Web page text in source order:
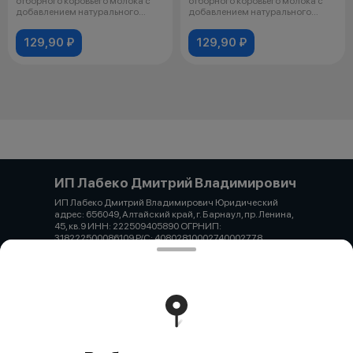
добавлением натурального
129,90 ₽
добавлением натурального
129,90 ₽
ИП Лабеко Дмитрий Владимирович
ИП Лабеко Дмитрий Владимирович Юридический
адрес: 656049, Алтайский край, г. Барнаул, пр. Ленина,
45, кв.9 ИНН: 222509405890 ОГРНИП:
318222500086109 Р/С: 40802810002740002778
Алтайское отделение №8644 ПАО СБЕРБАНК БИК:
Работает на эффективном ядре